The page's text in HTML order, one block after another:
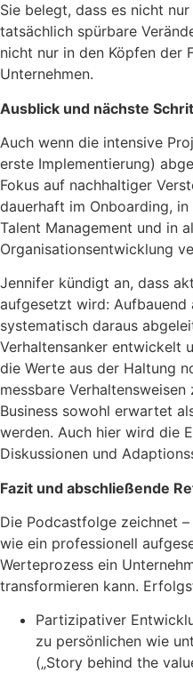
Sie belegt, dass es nicht
tatsächlich spürbare
nicht nur in den Köpfen der
Unternehmen.
Ausblick und nächste
Auch wenn die intensive
erste Implementierung)
Fokus auf nachhaltiger
dauerhaft im Onboarding,
Talent Management und in
Organisationsentwicklung
Jennifer kündigt an, dass
aufgesetzt wird:
systematisch daraus
Verhaltensanker entwickelt
die Werte aus der Haltung
messbare
Business sowohl erwartet
werden. Auch hier wird die
Diskussionen und
Fazit und abschließende
Die Podcastfolge zeichnet
wie ein professionell
Werteprozess ein
transformieren kann.
Partizipativer
zu persönlichen wie
(„Story behind the